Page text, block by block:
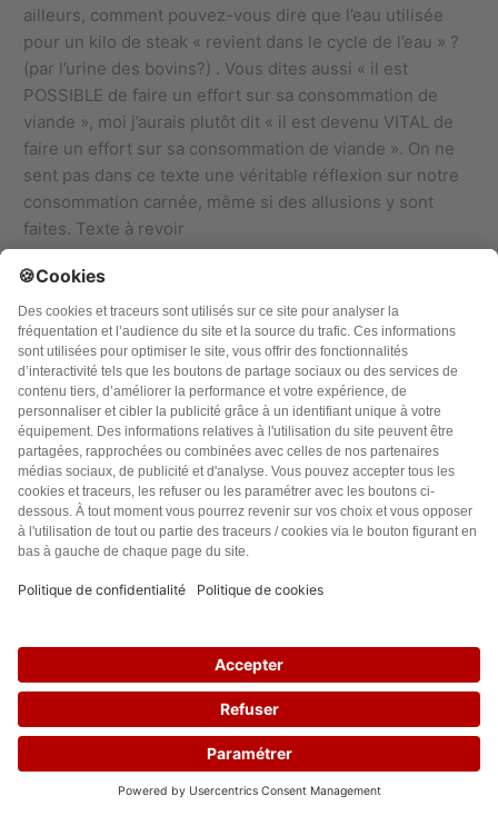
ailleurs, comment pouvez-vous dire que l’eau utilisée
pour un kilo de steak « revient dans le cycle de l’eau » ?
(par l’urine des bovins?) . Vous dites aussi « il est
POSSIBLE de faire un effort sur sa consommation de
viande », moi j’aurais plutôt dit « il est devenu VITAL de
faire un effort sur sa consommation de viande ». On ne
sent pas dans ce texte une véritable réflexion sur notre
consommation carnée, même si des allusions y sont
faites. Texte à revoir
Paul 3 années il y a
Désolé, je n’adhère pas à cet argumentaire bâclé
Des insectes, il paraît que nous en mangeons, à notre
insu, 5Kg par an du fait de leur présence involaontaire
dans le café, le chocolat,es farines ou autres céréales
contenant des oeufs ou larves de mites ou autres… etc…
Ce n’est pas nouveau, j’ai dû lire ça il y a 20 ou 30 ans, je
ne sais plus. Toutefois, il serait intéressant de signaler si
des farines d’insectes ont été utilisées
intentionnellement (donc, dans des quantités non
insignifiantes) parce que cela peut être un facteur
maladie, c’est peut-être une réalité mais cuits et réduits
en farine, tout est stérilisé donc cet argument n’est pas
En ce qui concerne l’élevage de viande, il y aurait
beaucoup a dire (CO2, souffrance animale, 1 cal
nécessite 7 à 15 cal végétale…) mais, conduite